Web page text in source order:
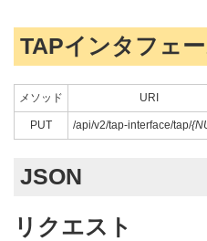
TAPインタフェ
メソッド URI
PUT /api/v2/tap-interface/tap/
JSON
リクエスト